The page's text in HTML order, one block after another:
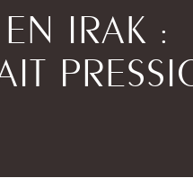
IRAK :